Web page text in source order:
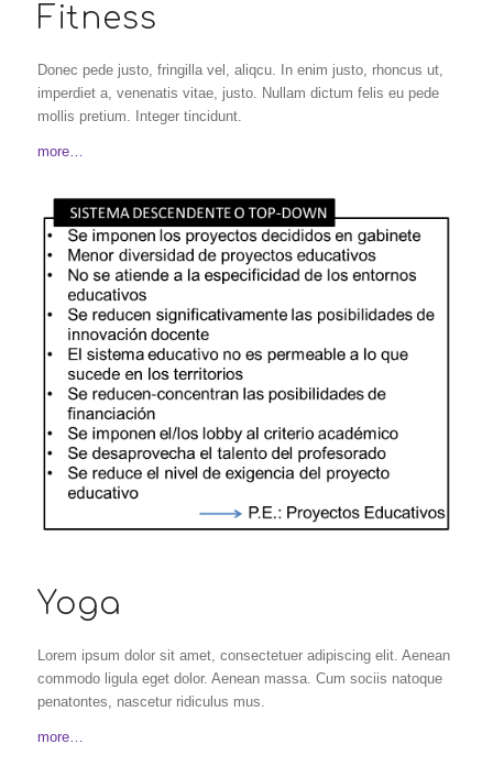
Fitness
Donec pede justo, fringilla vel, aliqcu. In enim justo, rhoncus ut,
imperdiet a, venenatis vitae, justo. Nullam dictum felis eu pede
mollis pretium. Integer tincidunt.
more…
Yoga
Lorem ipsum dolor sit amet, consectetuer adipiscing elit. Aenean
commodo ligula eget dolor. Aenean massa. Cum sociis natoque
penatontes, nascetur ridiculus mus.
more…